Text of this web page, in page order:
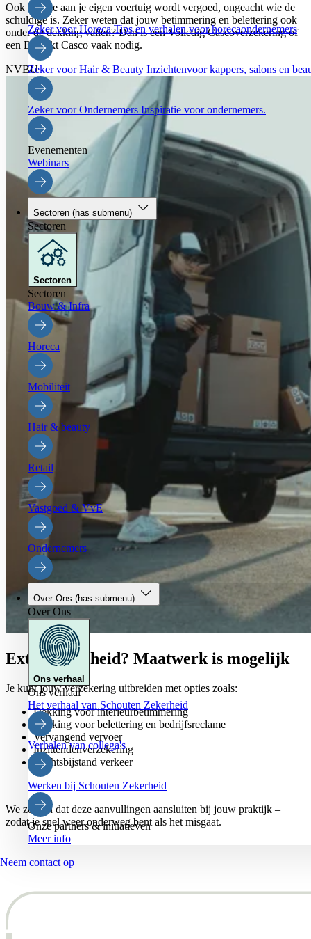
Zeker voor HorecaTips en verhalen voor horecaondernemers
Zeker voor Hair & Beauty Inzichtenvoor kappers, salons en
Zeker voor Ondernemers Inspiratie voor ondernemers.
Evenementen
Webinars
Sectoren (has submenu)
Sectoren
Sectoren
Sectoren
Bouw & Infra
Horeca
Mobiliteit
Hair & beauty
Retail
Vastgoed & VvE
Ondernemers
Over Ons (has submenu)
Over Ons
Ons verhaal
Ons verhaal
Het verhaal van Schouten Zekerheid
Verhalen van collega's
Werken bij Schouten Zekerheid
Onze partners & initiatieven
Meer info
Neem contact op
Ook schade aan je eigen voertuig wordt vergoed, ongeacht wie de
schuldige is. Zeker weten dat jouw betimmering en belettering ook
onder de dekking vallen? Dan is een Volledig Cascoverzekering of
een Beperkt Casco vaak nodig.
NVBU
Extra zekerheid? Maatwerk is mogelijk
Je kunt jouw verzekering uitbreiden met opties zoals:
Dekking voor interieurbetimmering
Dekking voor belettering en bedrijfsreclame
Vervangend vervoer
Inzittendenverzekering
Rechtsbijstand verkeer
We zorgen dat deze aanvullingen aansluiten bij jouw praktijk –
zodat je snel weer onderweg bent als het misgaat.